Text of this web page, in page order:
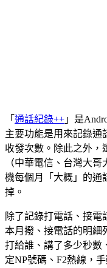
「 通話紀錄++ 」是
主要功能是用來記錄通
收發次數。除此之外，
（中華電信、台灣大
機每個月「大概」的通
掉。
除了記錄打電話、接電
本月撥、接電話的明細
打給誰、講了多少秒數
定NP號碼、F2熱線，